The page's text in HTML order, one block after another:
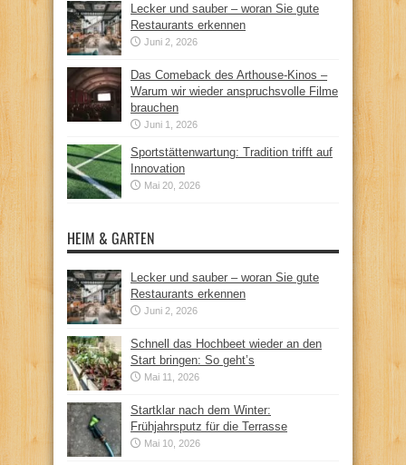
Lecker und sauber – woran Sie gute
Restaurants erkennen
Juni 2, 2026
Das Comeback des Arthouse-Kinos –
Warum wir wieder anspruchsvolle Filme
brauchen
Juni 1, 2026
Sportstättenwartung: Tradition trifft auf
Innovation
Mai 20, 2026
HEIM & GARTEN
Lecker und sauber – woran Sie gute
Restaurants erkennen
Juni 2, 2026
Schnell das Hochbeet wieder an den
Start bringen: So geht’s
Mai 11, 2026
Startklar nach dem Winter:
Frühjahrsputz für die Terrasse
Mai 10, 2026